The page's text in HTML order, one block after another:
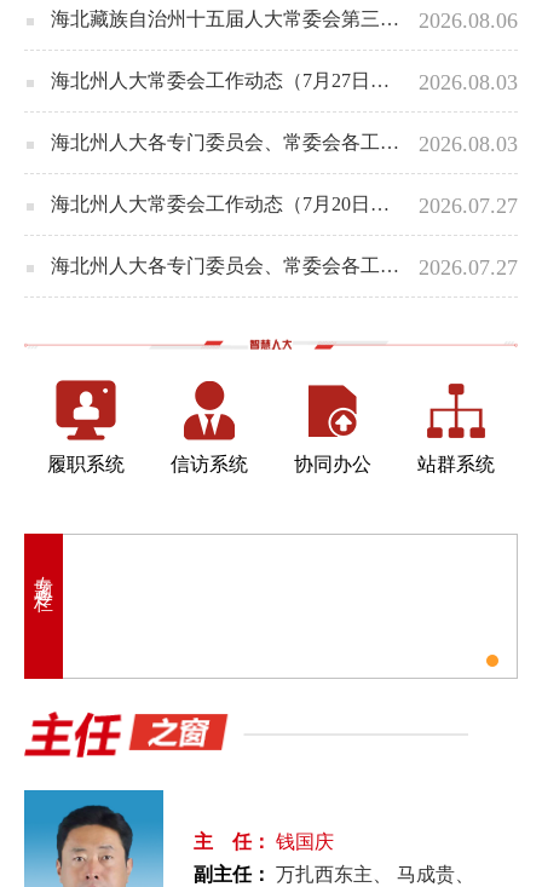
2026.08.06
海北藏族自治州十五届人大常委会第三十六次会议召开
2026.08.03
海北州人大常委会工作动态（7月27日至8月1日）
2026.08.03
海北州人大各专门委员会、常委会各工作委员会工作动态（7月27日至8月1日）
2026.07.27
海北州人大常委会工作动态（7月20日至7月24日）
2026.07.27
海北州人大各专门委员会、常委会各工作委员会工作动态（7月20日至7月24日）
履职系统 信访系统 协同办公 站群系统
专题专栏
主 任： 钱国庆
副主任： 万扎西东主 马成贵